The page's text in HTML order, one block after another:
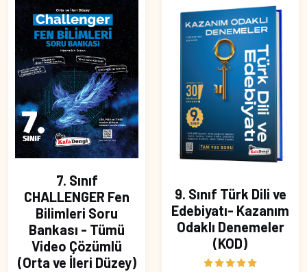
7. Sınıf
CHALLENGER Fen
Bilimleri Soru
Bankası - Tümü
Video Çözümlü
(Orta ve İleri Düzey)
9. Sınıf Türk Dili ve
Edebiyatı- Kazanım
Odaklı Denemeler
(KOD)